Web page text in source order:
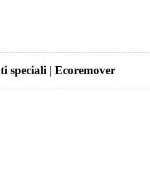
speciali | Ecoremover